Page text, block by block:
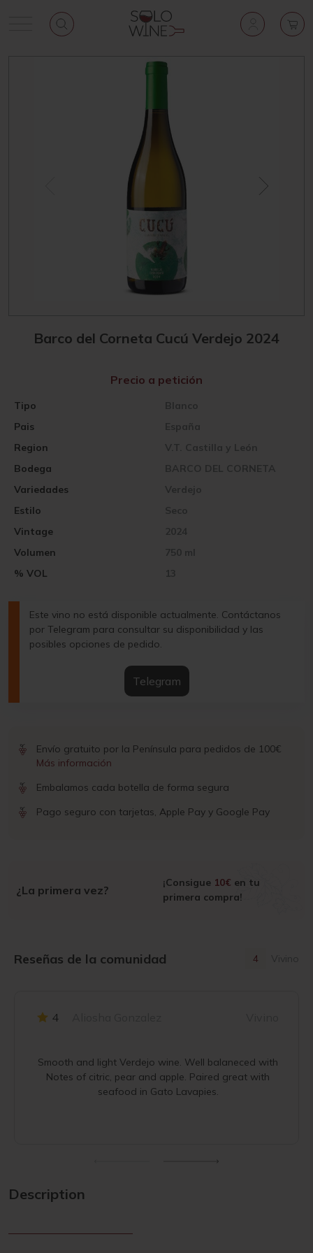
Barco del Corneta Cucú Verdejo 2024
Pais España
Vintage 2024
Region V.T. Castilla y León
Volumen 750 ml
Bodega BARCO DEL CORNETA
% VOL 13
Variedades Verdejo
Tipo Blanco
Estilo Seco
Precio a petición
Este vino no está disponible actualmente. Contáctanos
por Telegram para consultar su disponibilidad y las
posibles opciones de pedido.
Telegram
Envío gratuito por la Península para pedidos de 100€
Más información
Embalamos cada botella de forma segura
Pago seguro con tarjetas, Apple Pay y Google Pay
¿La primera vez?
¡Consigue 10€ en tu
primera compra!
Reseñas de la comunidad 4 Vivino
4
Smooth and light Verdejo wine. Well balaneced with
Notes of citric, pear and apple. Paired great with
seafood in Gato Lavapies.
Description